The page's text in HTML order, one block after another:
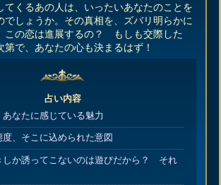
てくるあの人は、いったいあなたのことを
でしょうか。その真相を、ズバリ明らかに
の恋は進展するの？ もしも交際した
で、あなたの心も決まるはず！
占い内容
なたに感じている魅力
度、そこに込められた意図
しか誘ってこないのは遊びだから？ それ